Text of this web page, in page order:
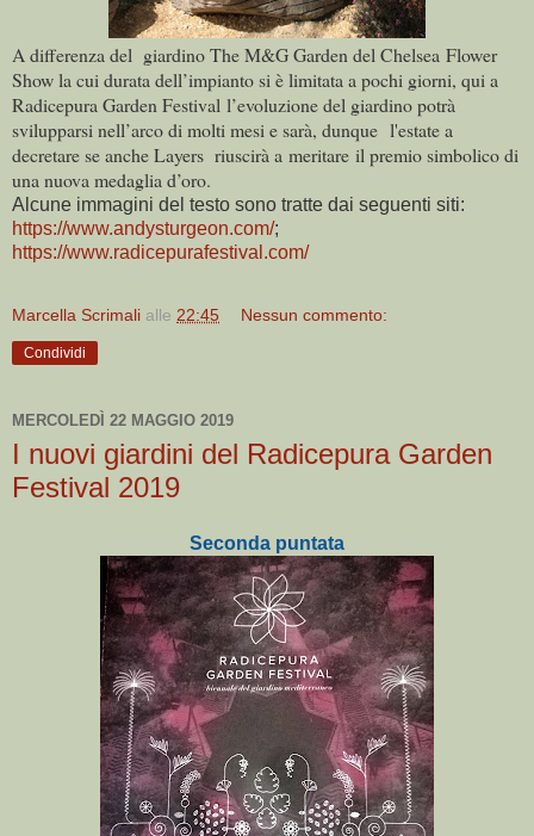
A differenza del giardino The M&G Garden del Chelsea Flower
Show la cui durata dell’impianto si è limitata a pochi giorni, qui a
Radicepura Garden Festival l’evoluzione del giardino potrà
svilupparsi nell’arco di molti mesi e sarà, dunque l'estate a
decretare se anche Layers riuscirà a meritare il premio simbolico di
una nuova medaglia d’oro.
Alcune immagini del testo sono tratte dai seguenti siti:
https://www.andysturgeon.com/;
https://www.radicepurafestival.com/
Marcella Scrimali alle 22:45 Nessun commento:
Condividi
MERCOLEDÌ 22 MAGGIO 2019
I nuovi giardini del Radicepura Garden
Festival 2019
Seconda puntata